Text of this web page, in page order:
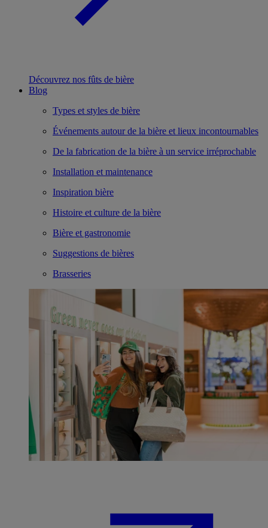
Découvrez nos fûts de bière
Blog
Types et styles de bière
Événements autour de la bière et lieux incontournables
De la fabrication de la bière à un service irréprochable
Installation et maintenance
Inspiration bière
Histoire et culture de la bière
Bière et gastronomie
Suggestions de bières
Brasseries